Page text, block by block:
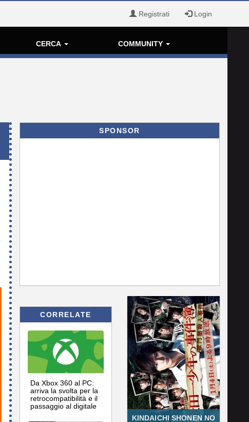
Registrati Login
CERCA COMMUNITY
SPONSOR
CORRELATE
Da Xbox 360 al PC:
arriva la svolta per la
retrocompatibilità e il
passaggio al digitale
KINDAICHI SHONEN NO